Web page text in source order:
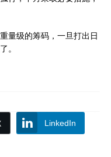
量级的筹码，一旦打出日
。
LinkedIn